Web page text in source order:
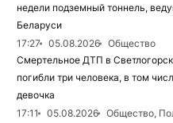
недели подземный тоннель,
Беларуси
17:27
05.08.2026
Общество
Смертельное ДТП в
погибли три человека, в том
девочка
17:11
05.08.2026
Общество,